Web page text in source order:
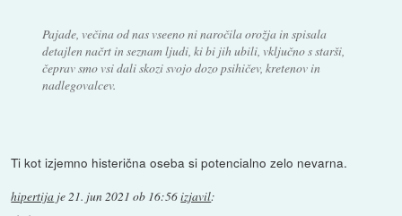
Pajade, večina od nas vseeno ni naročila orožja in spisala
detajlen načrt in seznam ljudi, ki bi jih ubili, vključno s starši,
čeprav smo vsi dali skozi svojo dozo psihičev, kretenov in
nadlegovalcev.
Ti kot izjemno histerična oseba si potencialno zelo nevarna.
hipertija je21. jun 2021 ob 16:56izjavil: